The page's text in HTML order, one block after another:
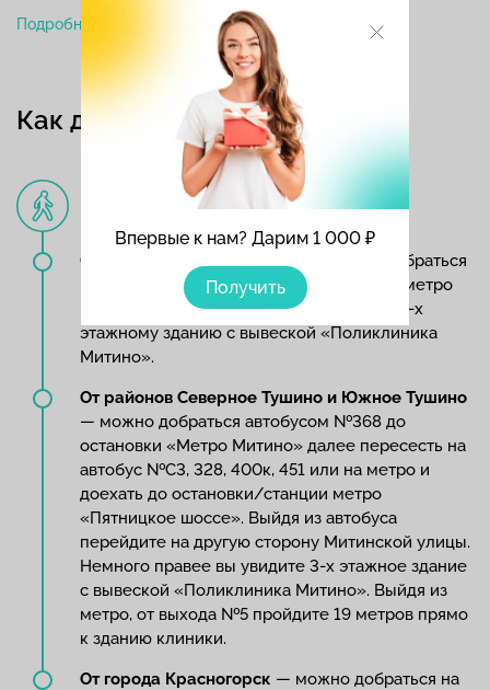
Впервые к нам? Дарим 1 000 ₽
Получить
Подробнее
Как добраться
От метро Пятницкое шоссе
— можно добраться
пешком, пройдя 19 метров от выхода из метро
№5. Выйдя из метро, пройдите прямо к 3-х
этажному зданию с вывеской «Поликлиника
Митино».
От районов Северное Тушино и Южное Тушино
— можно добраться автобусом №368 до
остановки «Метро Митино» далее пересесть на
автобус №С3, 328, 400к, 451 или на метро и
доехать до остановки/станции метро
«Пятницкое шоссе». Выйдя из автобуса
перейдите на другую сторону Митинской улицы.
Немного правее вы увидите 3-х этажное здание
с вывеской «Поликлиника Митино». Выйдя из
метро, от выхода №5 пройдите 19 метров прямо
к зданию клиники.
От города Красногорск — можно добраться на